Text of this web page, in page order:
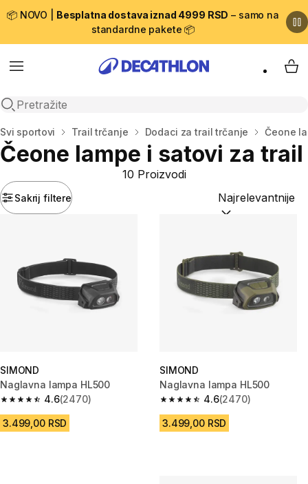
📦 NOVO | Besplatna dostava iznad 4999 RSD – samo na
standardne pakete 📦
Menu
Open search
My
Početna stranica
Svi sportovi Trail trčanje Dodaci za trail trčanje Čeone
Čeone lampe i satovi za trail
Sakrij filtere
10 Proizvodi
Sortiraj po:
SIMOND
Naglavna lampa HL500
4.6
4.6 od 5 zvezdica from 2470 Recenzije
(2470)
3.499,00 RSD
SIMOND
Naglavna lampa HL500
4.6
4.6 od 5 zvezdica from 2470
(2470)
3.499,00 RSD